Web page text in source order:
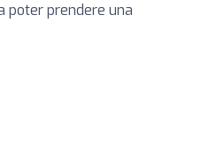
poter prendere una